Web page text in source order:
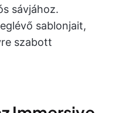
sávjához.
sablonjait,
szabott